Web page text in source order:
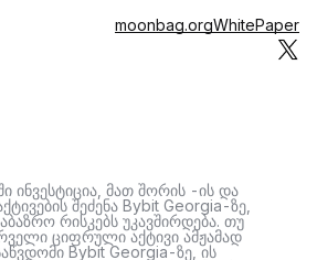
moonbag.orgWhitePaper
ინვესტიცია, მათ შორის -ის და
შეძენა Bybit Georgia-ზე,
რისკებს უკავშირდება. თუ
ციფრული აქტივი ამჟამად
Bybit Georgia-ზე, ის